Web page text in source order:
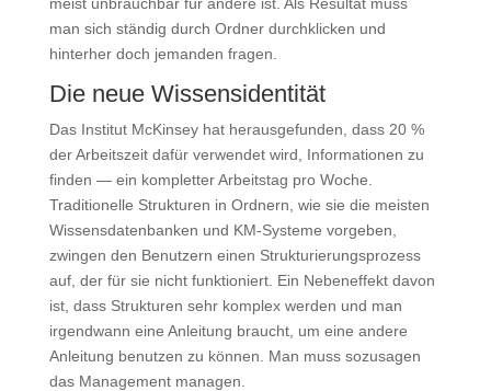
man sich ständig durch Ordner durchklicken und
hinterher doch jemanden fragen.
Die neue Wissensidentität
Das Institut McKinsey hat herausgefunden, dass 20 %
der Arbeitszeit dafür verwendet wird, Informationen zu
finden — ein kompletter Arbeitstag pro Woche.
Traditionelle Strukturen in Ordnern, wie sie die meisten
Wissensdatenbanken und KM-Systeme vorgeben,
zwingen den Benutzern einen Strukturierungsprozess
auf, der für sie nicht funktioniert. Ein Nebeneffekt davon
ist, dass Strukturen sehr komplex werden und man
irgendwann eine Anleitung braucht, um eine andere
Anleitung benutzen zu können. Man muss sozusagen
das Management managen.